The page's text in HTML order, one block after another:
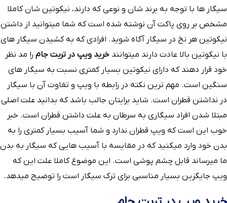
سیگار ها با توجه به برند شان و نوعی که دارند، نیکوتین شان کاملا
مشخص بر روی پاکت آن نوشته شده است که شما میتوانید از داشتن
نیکوتین هر نخ در سیگار آگاه شوید. افرادی که به کشیدن سیگار های
با نیکوتین بالا عادت دارند میتوانند خرید ویپ در تربت جام را مد نظر
خود قرار دهند که دارای نیکوتین بسیار کمتری نسبت به سیگار های
سنگین است. مهم ترین نکته در رابطه با ویپ و تفاوت آن با سیگار
در نداشتن قطران است. شاید برایتان جالب باشد که بدانید علت اصلی
مبتلا شدن افراد سیگاری به سرطان به علت داشتن قطران است. خبر
خوب این است که ویپ قطران ندارد و شما آسیب بسیار کمتری را به
بدن خود وارد میکنید که در مقایسه با آسیب هایی که سیگار به بدن
ما میرساند قابل چشم پوشی است. این موضوع کاملا علت این که
ویپ جایگزین بسیار مناسبی برای ترک سیگار است را توضیح میدهد.